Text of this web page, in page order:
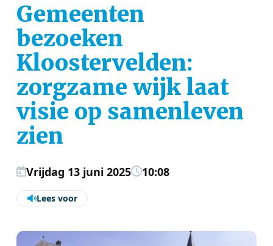
Gemeenten
bezoeken
Kloostervelden:
zorgzame wijk laat
visie op samenleven
zien
Vrijdag 13 juni 2025 10:08
Lees voor